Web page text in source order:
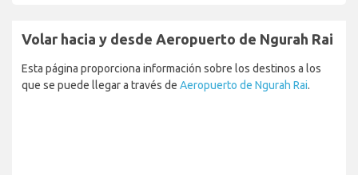
Volar hacia y desde Aeropuerto de Ngurah Rai
Esta página proporciona información sobre los destinos a los
que se puede llegar a través de Aeropuerto de Ngurah Rai.